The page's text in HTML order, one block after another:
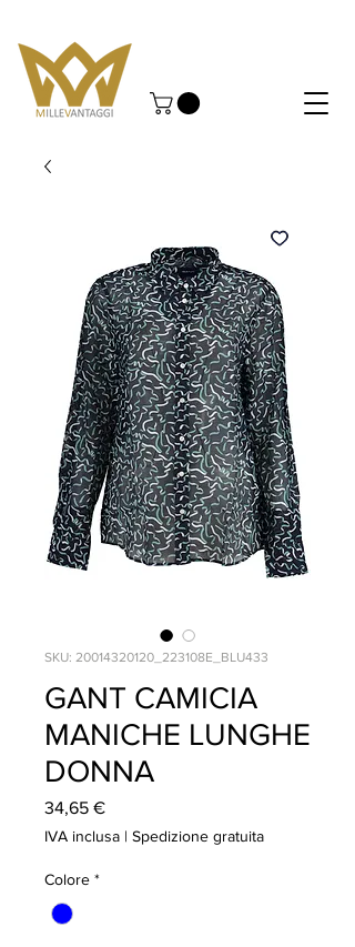
SKU: 20014320120_223108E_BLU433
GANT CAMICIA
MANICHE LUNGHE
DONNA
34,65 €Prezzo
IVA inclusa | Spedizione gratuita
Colore *